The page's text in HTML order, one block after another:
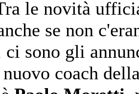
le novità
se non
ci sono gli
coach